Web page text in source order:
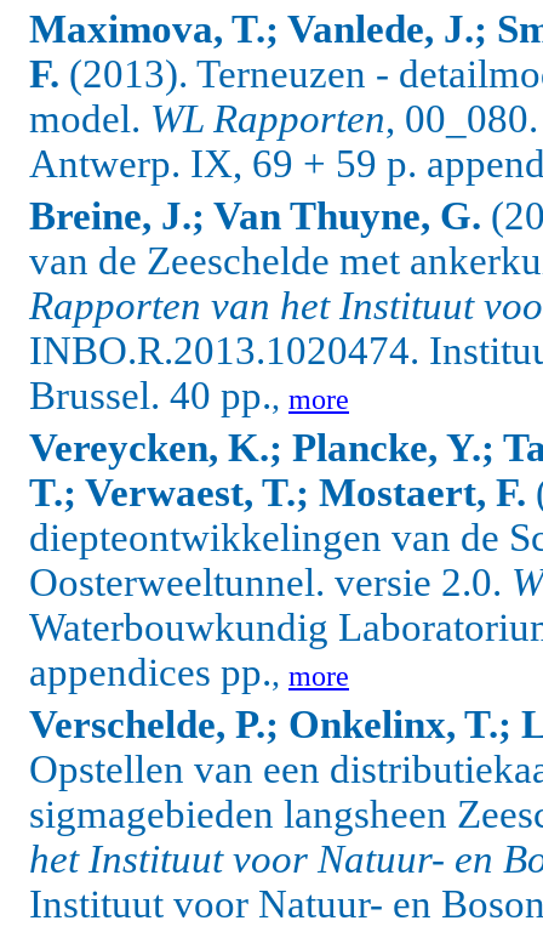
Maximova, T.; Vanlede, J.;
F. (2013). Terneuzen -
model. WL Rapporten,
Antwerp. IX, 69 + 59 p.
Breine, J.; Van Thuyne, G.
van de Zeeschelde met
Rapporten van het Instituut
INBO.R.2013.1020474.
Brussel. 40 pp., more
Vereycken, K.; Plancke, Y.;
T.; Verwaest, T.; Mostaert, F.
diepteontwikkelingen van de
Oosterweeltunnel. versie 2.0.
Waterbouwkundig
appendices pp., more
Verschelde, P.; Onkelinx, T.;
Opstellen van een
sigmagebieden langsheen
het Instituut voor Natuur- en
Instituut voor Natuur- en